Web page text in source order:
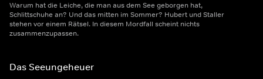
Warum hat die Leiche, die man aus dem See geborgen hat,
Schlittschuhe an? Und das mitten im Sommer? Hubert und Staller
stehen vor einem Rätsel. In diesem Mordfall scheint nichts
zusammenzupassen.
Das Seeungeheuer